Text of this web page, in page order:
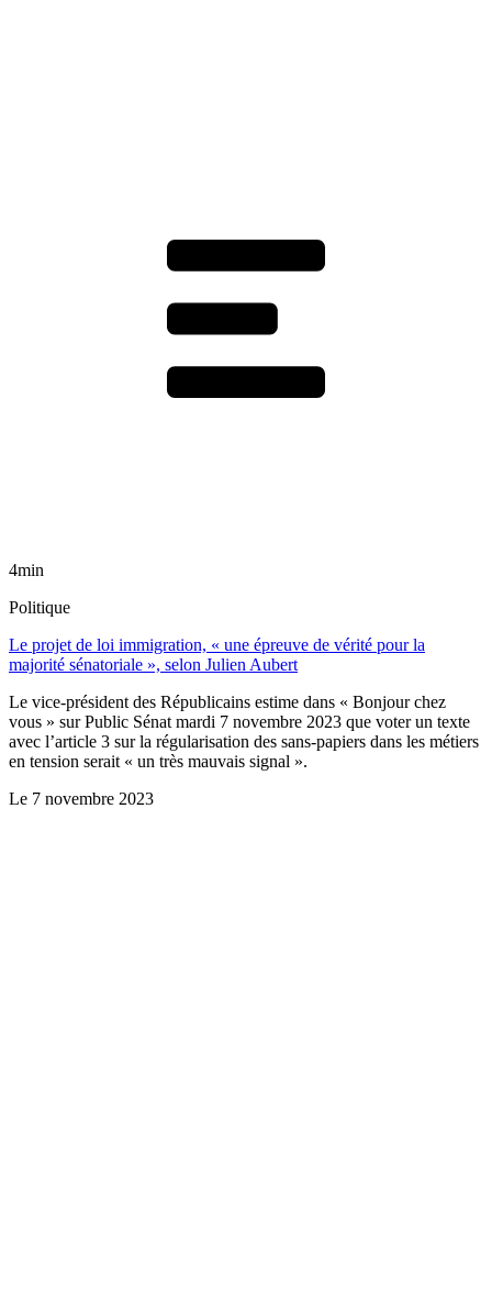
4min
Politique
Le projet de loi immigration, « une épreuve de vérité pour la
majorité sénatoriale », selon Julien Aubert
Le vice-président des Républicains estime dans « Bonjour chez
vous » sur Public Sénat mardi 7 novembre 2023 que voter un texte
avec l’article 3 sur la régularisation des sans-papiers dans les métiers
en tension serait « un très mauvais signal ».
Le 7 novembre 2023